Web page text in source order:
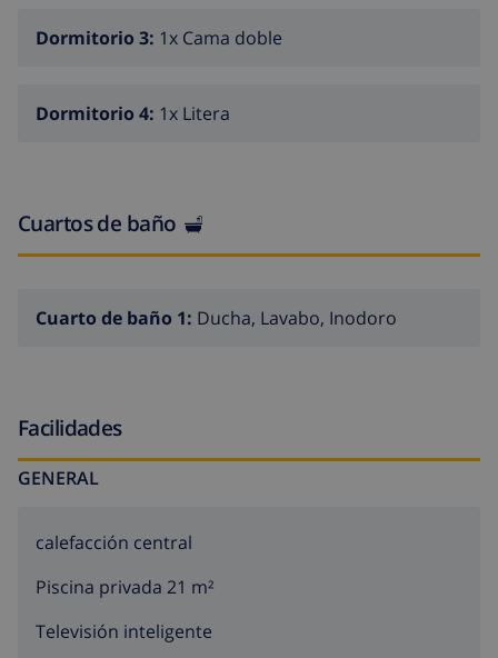
Dormitorio 3: 1x Cama doble
Dormitorio 4: 1x Litera
Cuartos de baño
Cuarto de baño 1: Ducha, Lavabo, Inodoro
Facilidades
GENERAL
calefacción central
Piscina privada 21 m²
Televisión inteligente